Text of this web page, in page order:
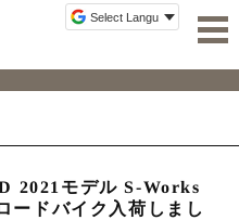
2021モデル S-Works
ドバイク入荷しまし